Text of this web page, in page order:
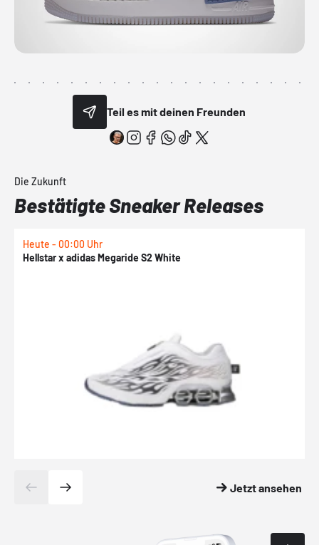
Teil es mit deinen Freunden
Die Zukunft
Bestätigte Sneaker Releases
Heute - 00:00 Uhr
Hellstar x adidas Megaride S2 White
Jetzt ansehen